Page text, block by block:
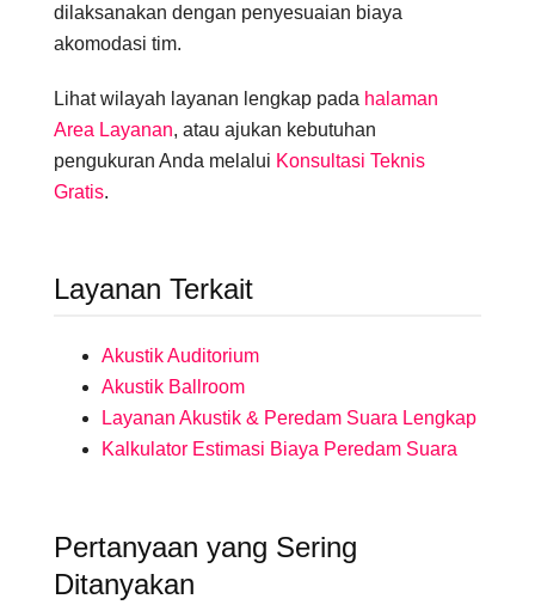
dilaksanakan dengan penyesuaian biaya
akomodasi tim.
Lihat wilayah layanan lengkap pada halaman
Area Layanan, atau ajukan kebutuhan
pengukuran Anda melalui Konsultasi Teknis
Gratis.
Layanan Terkait
Akustik Auditorium
Akustik Ballroom
Layanan Akustik & Peredam Suara Lengkap
Kalkulator Estimasi Biaya Peredam Suara
Pertanyaan yang Sering
Ditanyakan